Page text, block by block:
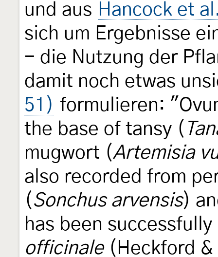
und aus Hancock et
sich um Ergebnisse
- die Nutzung der
damit noch etwas
51) formulieren:
the base of tansy (
mugwort (Artemisia
also recorded from
( Sonchus arvensis)
has been
officinale(Heckford &